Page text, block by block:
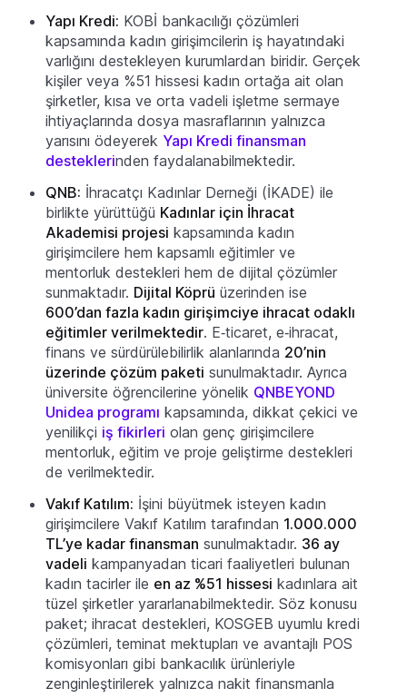
Yapı Kredi: KOBİ bankacılığı çözümleri
kapsamında kadın girişimcilerin iş hayatındaki
varlığını destekleyen kurumlardan biridir. Gerçek
kişiler veya %51 hissesi kadın ortağa ait olan
şirketler, kısa ve orta vadeli işletme sermaye
ihtiyaçlarında dosya masraflarının yalnızca
yarısını ödeyerek Yapı Kredi finansman
desteklerinden faydalanabilmektedir.
QNB: İhracatçı Kadınlar Derneği (İKADE) ile
birlikte yürüttüğü Kadınlar için İhracat
Akademisi projesi kapsamında kadın
girişimcilere hem kapsamlı eğitimler ve
mentorluk destekleri hem de dijital çözümler
sunmaktadır. Dijital Köprü üzerinden ise
600’dan fazla kadın girişimciye ihracat odaklı
eğitimler verilmektedir. E‑ticaret, e‑ihracat,
finans ve sürdürülebilirlik alanlarında 20’nin
üzerinde çözüm paketi sunulmaktadır. Ayrıca
üniversite öğrencilerine yönelik QNBEYOND
Unidea programı kapsamında, dikkat çekici ve
yenilikçi iş fikirleri olan genç girişimcilere
mentorluk, eğitim ve proje geliştirme destekleri
de verilmektedir.
Vakıf Katılım: İşini büyütmek isteyen kadın
girişimcilere Vakıf Katılım tarafından 1.000.000
TL’ye kadar finansman sunulmaktadır. 36 ay
vadeli kampanyadan ticari faaliyetleri bulunan
kadın tacirler ile en az %51 hissesi kadınlara ait
tüzel şirketler yararlanabilmektedir. Söz konusu
paket; ihracat destekleri, KOSGEB uyumlu kredi
çözümleri, teminat mektupları ve avantajlı POS
komisyonları gibi bankacılık ürünleriyle
zenginleştirilerek yalnızca nakit finansmanla